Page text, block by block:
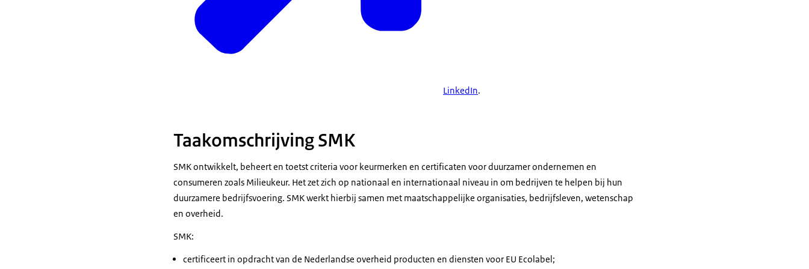
LinkedIn.
Taakomschrijving SMK
SMK ontwikkelt, beheert en toetst criteria voor keurmerken en certificaten voor duurzamer ondernemen en
consumeren zoals Milieukeur. Het zet zich op nationaal en internationaal niveau in om bedrijven te helpen bij hun
duurzamere bedrijfsvoering. SMK werkt hierbij samen met maatschappelijke organisaties, bedrijfsleven, wetenschap
en overheid.
SMK:
certificeert in opdracht van de Nederlandse overheid producten en diensten voor EU Ecolabel;